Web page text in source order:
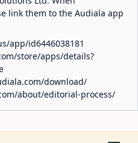
link them to the Audiala app
app/id6446038181
store/apps/details?
download/
about/editorial-process/